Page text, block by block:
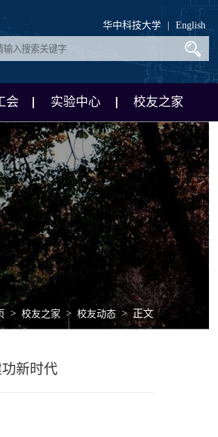
华中科技大学 English
会 实验中心 校友之家
> 校友之家 > 校友动态 >正文
新时代